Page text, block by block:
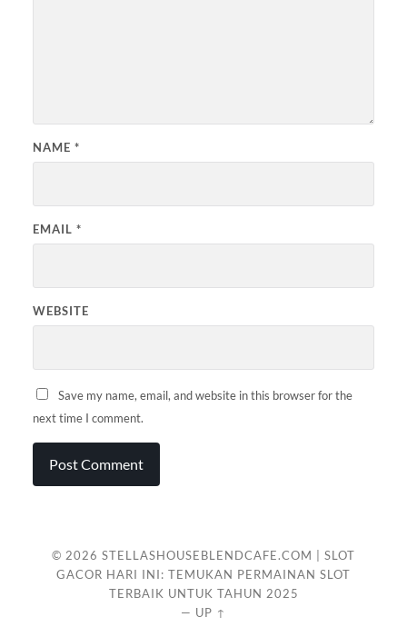
NAME *
EMAIL *
WEBSITE
Save my name, email, and website in this browser for the
next time I comment.
© 2026 STELLASHOUSEBLENDCAFE.COM | SLOT
GACOR HARI INI: TEMUKAN PERMAINAN SLOT
TERBAIK UNTUK TAHUN 2025
— UP ↑